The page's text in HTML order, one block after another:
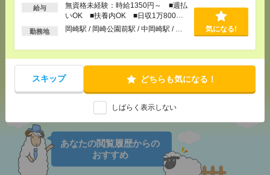
給与
無資格未経験：時給1350円～ ■週払
いOK ■扶養内OK ■日収1万800円
以上
勤務地 岡崎駅 / 岡崎公園前駅 / 中岡崎駅 / … 気になる!
スキップ どちらも気になる！
しばらく表示しない
気になる！ 電話応募
で送る で送る
あなたの閲覧履歴からの
おすすめ